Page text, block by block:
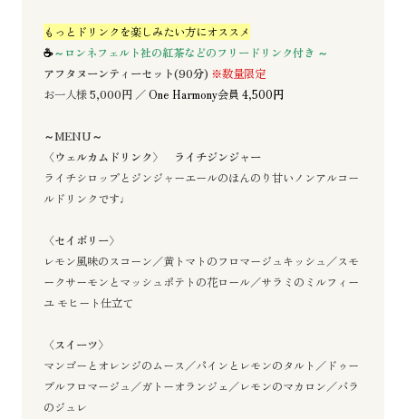
もっとドリンクを楽しみたい方にオススメ
☕～ロンネフェルト社の紅茶などのフリードリンク付き ～
アフタヌーンティーセット(90分) ※数量限定
お一人様5,000円 ／One Harmony会員 4,500円
～MENU～
〈ウェルカムドリンク〉 ライチジンジャー
ライチシロップとジンジャーエールのほんのり甘いノンアルコー
ルドリンクです♩
〈セイボリー〉
レモン風味のスコーン／黄トマトのフロマージュキッシュ／スモ
ークサーモンとマッシュポテトの花ロール／サラミのミルフィー
ユ モヒート仕立て
〈スイーツ〉
マンゴーとオレンジのムース／パインとレモンのタルト／ドゥー
ブルフロマージュ／ガトーオランジェ／レモンのマカロン／バラ
のジュレ